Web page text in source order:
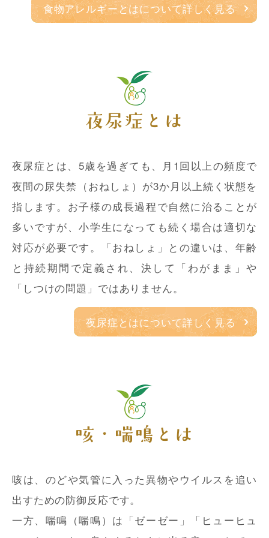
食物アレルギーとはについて詳しく見る
夜尿症とは
夜尿症とは、5歳を過ぎても、月1回以上の頻度で
夜間の尿失禁（おねしょ）が3か月以上続く状態を
指します。お子様の成長過程で自然に治ることが
多いですが、小学生になっても続く場合は適切な
対応が必要です。「おねしょ」との違いは、年齢
と持続期間で定義され、決して「わがまま」や
「しつけの問題」ではありません。
夜尿症とはについて詳しく見る
咳・喘鳴とは
咳は、のどや気管に入った異物やウイルスを追い
出すための防御反応です。
一方、喘鳴（喘鳴）は「ゼーゼー」「ヒューヒュ